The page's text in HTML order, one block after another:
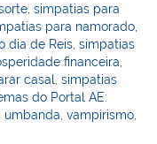
,simpatias para
para namorado,
dia de Reis,simpatias
financeira,
casal,simpatias
do Portal AE:
umbanda,vampirismo,